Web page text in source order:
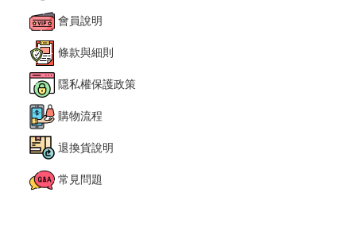
會員說明
條款與細則
隱私權保護政策
購物流程
退換貨說明
常見問題